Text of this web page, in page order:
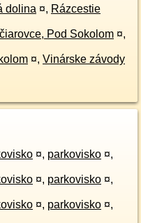
dolina ¤, Rázcestie
Pod Sokolom ¤,
¤, Vinárske závody
¤, parkovisko ¤,
¤, parkovisko ¤,
¤, parkovisko ¤,